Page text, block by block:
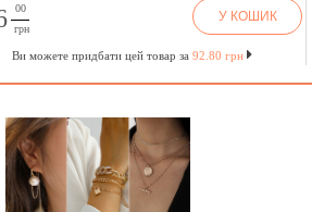
00
грн
У КОШИК
Ви можете придбати цей товар за92.80 грн